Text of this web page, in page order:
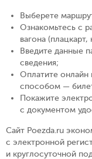
Выберете
Ознакомьтесь с
вагона
Введите данные
сведения;
Оплатите онлайн
способом —
Покажите
с документом
Сайт Poezda.ru
с электронной
и круглосуточной